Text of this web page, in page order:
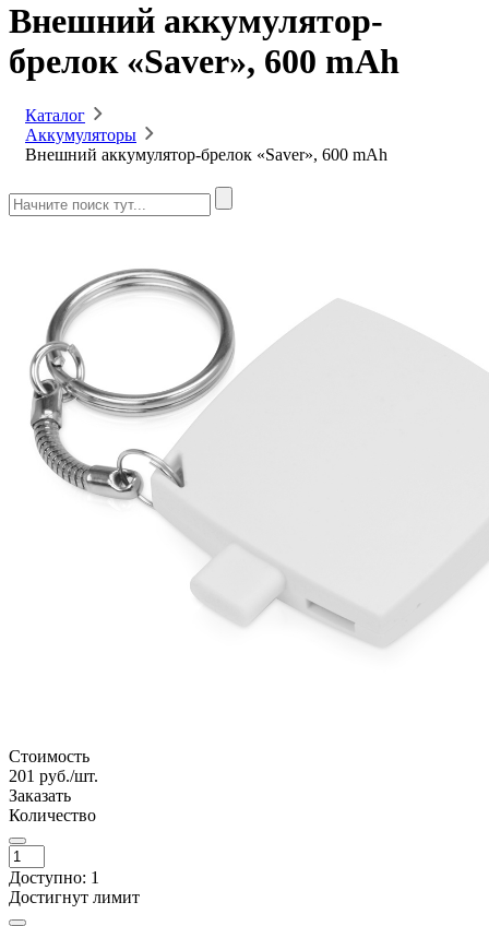
Внешний аккумулятор-
брелок «Saver», 600 mAh
Каталог
Аккумуляторы
Внешний аккумулятор-брелок «Saver», 600 mAh
Стоимость
201 руб./шт.
Заказать
Количество
Доступно: 1
Достигнут лимит